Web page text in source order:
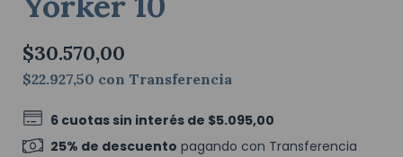
$30.570,00
$22.927,50 con Transferencia
6 cuotas sin interés de $5.095,00
25% de descuento pagando con Transferencia